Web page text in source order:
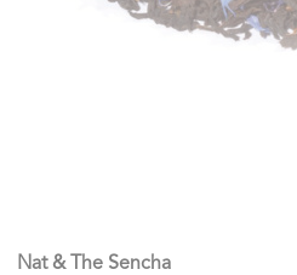
Nat & The Sencha